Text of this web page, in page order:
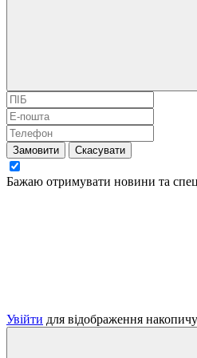
Замовити Скасувати
Бажаю отримувати новини та
Увійти для відображення